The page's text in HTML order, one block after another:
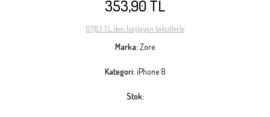
353,90 TL
67,83 TL 'den başlayan taksitlerle
Marka: Zore
Kategori: iPhone 8
Stok: